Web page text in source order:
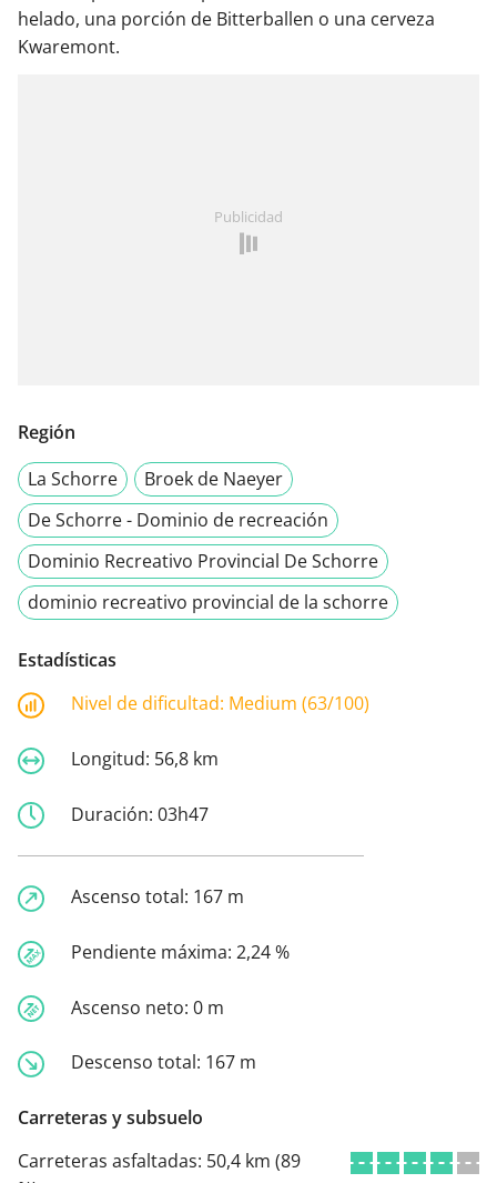
helado, una porción de Bitterballen o una cerveza
Kwaremont.
Publicidad
Región
La Schorre
Broek de Naeyer
De Schorre - Dominio de recreación
Dominio Recreativo Provincial De Schorre
dominio recreativo provincial de la schorre
Estadísticas
Nivel de dificultad: Medium (63/100)
Longitud: 56,8 km
Duración: 03h47
Ascenso total: 167 m
Pendiente máxima: 2,24 %
Ascenso neto: 0 m
Descenso total: 167 m
Carreteras y subsuelo
Carreteras asfaltadas: 50,4 km (89